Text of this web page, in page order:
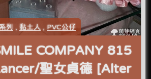
列 , 黏土人 , PVC公仔
COMPANY 815
聖女貞德 [Alter